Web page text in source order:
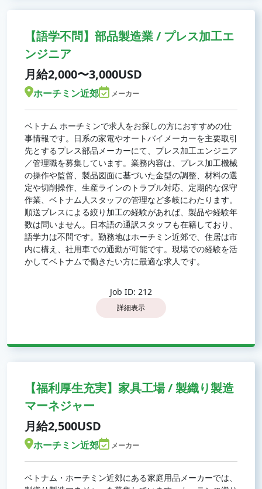
【語学不問】部品製造業 / プレス加工エ
ンジニア
月給2,000〜3,000USD
ホーチミン近郊 メーカー
ベトナム ホーチミンで求人をお探しの方におすすめの仕
事情報です。日系の家電やオートバイメーカーを主要取引
先とするプレス部品メーカーにて、プレス加工エンジニア
／管理職を募集しています。業務内容は、プレス加工機械
の操作や監督、製品図面に基づいた金型の調整、材料の選
定や切削操作、生産ラインのトラブル対応、定期的な保守
作業、ベトナム人スタッフの管理など多岐にわたります。
順送プレスによる絞り加工の経験があれば、製品や経験年
数は問いません。日本語の通訳スタッフも在籍しており、
語学力は不問です。勤務地はホーチミン近郊で、住居は市
内に構え、社用車での通勤が可能です。現場での経験を活
かしてベトナムで働きたい方に最適な求人です。
Job ID: 212
詳細表示
【福利厚生充実】家具工場 / 製織り製造
マーネジャー
月給2,500USD
ホーチミン近郊 メーカー
ベトナム・ホーチミン近郊にある家庭用品メーカーでは、